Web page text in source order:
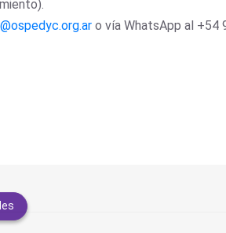
o vía WhatsApp al +54